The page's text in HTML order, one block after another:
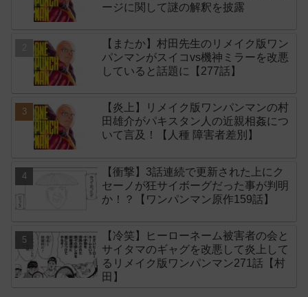
ージに関して謎の解釈を披露
【またか】村田先生のリメイク版ワン
パンマンがスイコvs機神ミラーを改悪
していると話題に【277話】
【炎上】リメイク版ワンパンマンの村
田雄介がパキスタン人の近親相姦につ
いて言及！【人種 障害者差別】
【衝撃】3話連続で更新された上にク
セーノが狂サイボーグだった事が判明
か！？【ワンパンマン原作159話】
【冷笑】ヒーローネーム被害者の会と
サイタマのギャグを改悪して炎上して
るリメイク版ワンパンマン271話【村
田】